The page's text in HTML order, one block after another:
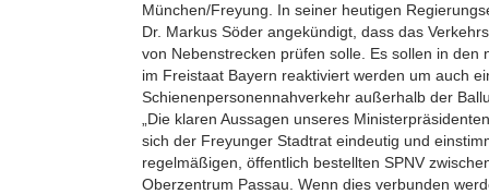
München/Freyung. In seiner heutigen
Dr. Markus Söder angekündigt, dass das
von Nebenstrecken prüfen solle. Es sollen in den
im Freistaat Bayern reaktiviert werden um auch
Schienenpersonennahverkehr außerhalb der
„Die klaren Aussagen unseres
sich der Freyunger Stadtrat eindeutig und
regelmäßigen, öffentlich bestellten SPNV
Oberzentrum Passau. Wenn dies verbunden